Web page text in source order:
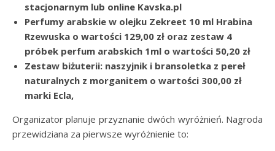
stacjonarnym lub online Kavska.pl
Perfumy arabskie w olejku Zekreet 10 ml Hrabina
Rzewuska o wartości 129,00 zł oraz zestaw 4
próbek perfum arabskich 1ml o wartości 50,20 zł
Zestaw biżuterii: naszyjnik i bransoletka z pereł
naturalnych z morganitem o wartości 300,00 zł
marki Ecla,
Organizator planuje przyznanie dwóch wyróżnień. Nagroda
przewidziana za pierwsze wyróżnienie to: